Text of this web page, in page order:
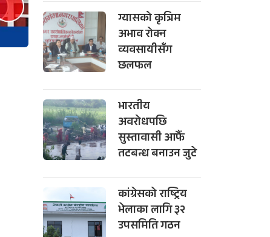
ग्यासको कृत्रिम
अभाव रोक्न
व्यवसायीसँग
छलफल
भारतीय
अवरोधपछि
सुस्तावासी आफैं
तटबन्ध बनाउन जुटे
कांग्रेसको राष्ट्रिय
भेलाका लागि ३२
उपसमिति गठन